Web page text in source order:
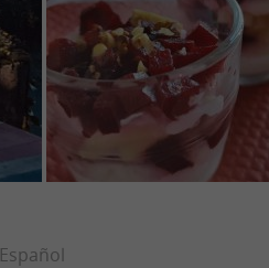
Español